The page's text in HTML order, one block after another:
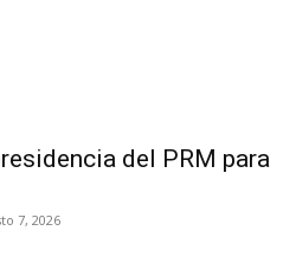
del PRM para
7, 2026